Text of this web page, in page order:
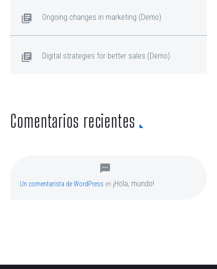
Ongoing changes in marketing (Demo)
Digital strategies for better sales (Demo)
Comentarios recientes
Un comentarista de WordPress en ¡Hola, mundo!